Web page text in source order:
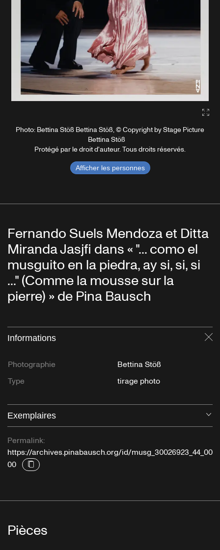
Photo: Bettina Stöß Bettina Stöß, © Copyright by Stage Picture
Bettina Stöß
Protégé par le droit d'auteur. Tous droits réservés.
Afficher les personnes
Fernando Suels Mendoza et Ditta
Miranda Jasjfi dans « "... como el
musguito en la piedra, ay si, si, si
..." (Comme la mousse sur la
pierre) » de Pina Bausch
Informations
Photographie
Bettina Stöß
Type
tirage photo
Exemplaires
Permalink:
https://archives.pinabausch.org/id/musg_30026923_44_00
00
Pièces